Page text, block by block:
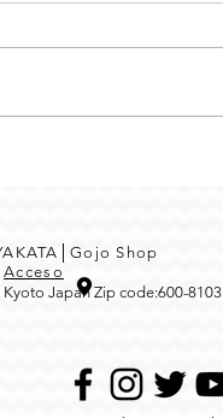
Shop
Acceso
Japan Zip code:600-8103